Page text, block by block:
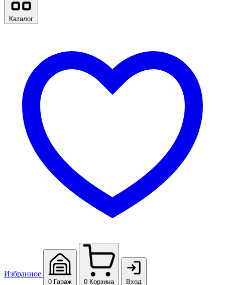
Каталог
Избранное
0 Гараж 0 Корзина Вход